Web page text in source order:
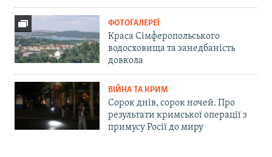
ФОТОГАЛЕРЕЇ
Краса Сімферопольського
водосховища та занедбаність
довкола
ВІЙНА ТА КРИМ
Сорок днів, сорок ночей. Про
результати кримської операції з
примусу Росії до миру